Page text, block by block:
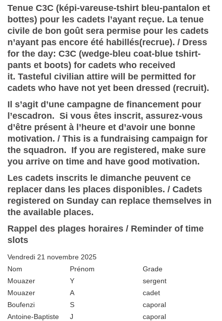
Tenue C3C (képi-vareuse-tshirt bleu-pantalon et
bottes) pour les cadets l’ayant reçue. La tenue
civile de bon goût sera permise pour les cadets
n’ayant pas encore été habillés(recrue). / Dress
for the day: C3C (wedge-bleu coat-blue tshirt-
pants et boots) for cadets who received
it. Tasteful civilian attire will be permitted for
cadets who have not yet been dressed (recruit).
Il s’agit d’une campagne de financement pour
l’escadron. Si vous êtes inscrit, assurez-vous
d’être présent à l’heure et d’avoir une bonne
motivation. / This is a fundraising campaign for
the squadron. If you are registered, make sure
you arrive on time and have good motivation.
Les cadets inscrits le dimanche peuvent ce
replacer dans les places disponibles. / Cadets
registered on Sunday can replace themselves in
the available places.
Rappel des plages horaires / Reminder of time
slots
Vendredi 21 novembre 2025
Nom
Prénom
Grade
Mouazer
Y
sergent
Mouazer
A
cadet
Boufenzi
S
caporal
Antoine-Baptiste
J
caporal